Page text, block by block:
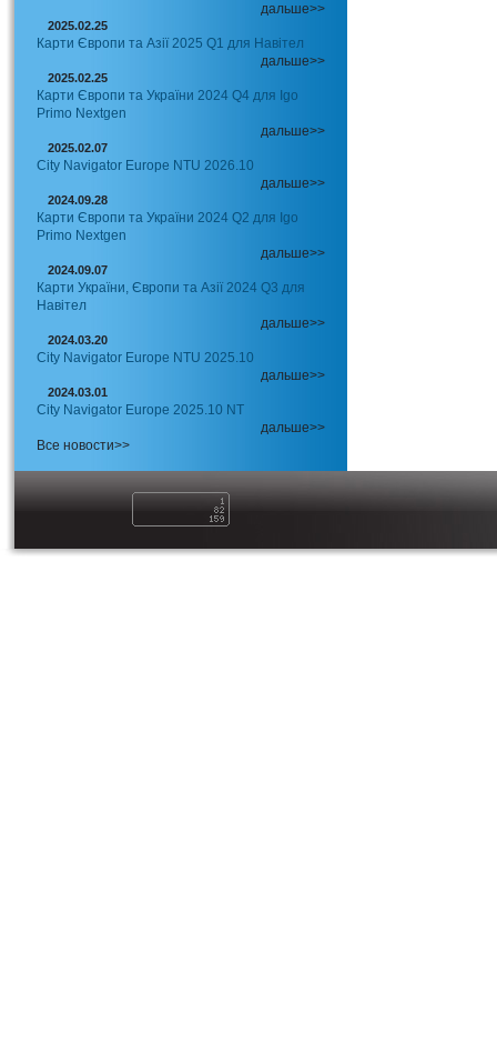
дальше>>
2025.02.25
Карти Європи та Азії 2025 Q1 для Навітел
дальше>>
2025.02.25
Карти Європи та України 2024 Q4 для Igo
Primo Nextgen
дальше>>
2025.02.07
City Navigator Europe NTU 2026.10
дальше>>
2024.09.28
Карти Європи та України 2024 Q2 для Igo
Primo Nextgen
дальше>>
2024.09.07
Карти України, Європи та Азії 2024 Q3 для
Навітел
дальше>>
2024.03.20
City Navigator Europe NTU 2025.10
дальше>>
2024.03.01
City Navigator Europe 2025.10 NT
дальше>>
Все новости>>